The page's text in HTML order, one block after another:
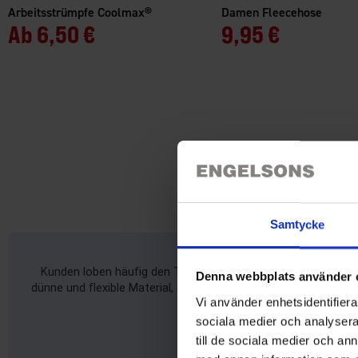
Samtycke
Denna webbplats använder
Vi använder
sociala medier och
till de sociala medier och
Arbeitsstrümpfe Coolmax®
Ab6,50 €
Damen Fleecehose
9,95 €
Kunden loben häufig den Tragekomfort, das modische
dünne und flexible Material, das sich ideal für Frühlings- und